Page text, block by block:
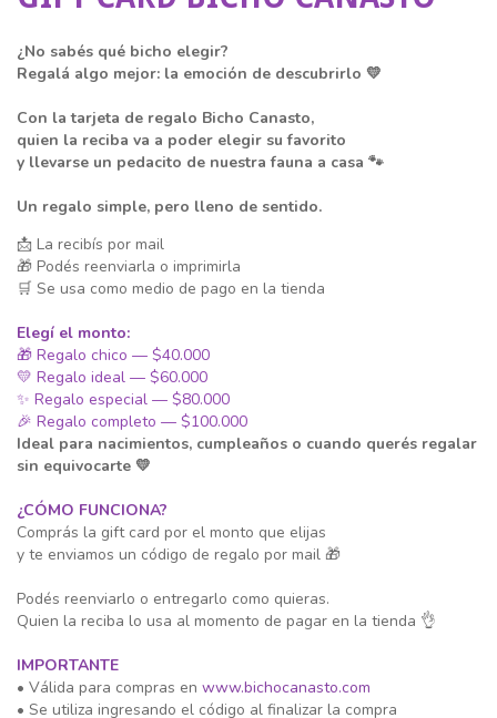
¿No sabés qué bicho elegir?
Regalá algo mejor: la emoción de descubrirlo 💛
Con la tarjeta de regalo Bicho Canasto,
quien la reciba va a poder elegir su favorito
y llevarse un pedacito de nuestra fauna a casa 🐾
Un regalo simple, pero lleno de sentido.
📩 La recibís por mail
🎁 Podés reenviarla o imprimirla
🛒 Se usa como medio de pago en la tienda
Elegí el monto:
🎁 Regalo chico — $40.000
💛 Regalo ideal — $60.000
✨ Regalo especial — $80.000
🎉 Regalo completo — $100.000
Ideal para nacimientos, cumpleaños o cuando querés regalar
sin equivocarte 💛
¿CÓMO FUNCIONA?
Comprás la gift card por el monto que elijas
y te enviamos un código de regalo por mail 🎁
Podés reenviarlo o entregarlo como quieras.
Quien la reciba lo usa al momento de pagar en la tienda 👌
IMPORTANTE
• Válida para compras en www.bichocanasto.com
• Se utiliza ingresando el código al finalizar la compra